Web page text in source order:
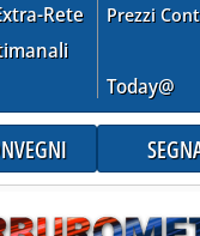
Rete
Prezzi
Today@